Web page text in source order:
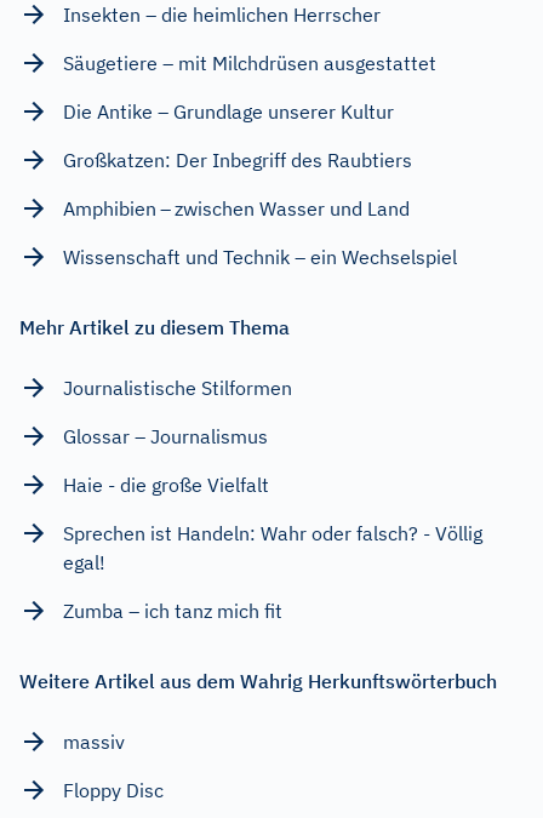
Insekten – die heimlichen Herrscher
Säugetiere – mit Milchdrüsen ausgestattet
Die Antike – Grundlage unserer Kultur
Großkatzen: Der Inbegriff des Raubtiers
Amphibien – zwischen Wasser und Land
Wissenschaft und Technik – ein Wechselspiel
Mehr Artikel zu diesem Thema
Journalistische Stilformen
Glossar – Journalismus
Haie - die große Vielfalt
Sprechen ist Handeln: Wahr oder falsch? - Völlig
egal!
Zumba – ich tanz mich fit
Weitere Artikel aus dem Wahrig Herkunftswörterbuch
massiv
Floppy Disc